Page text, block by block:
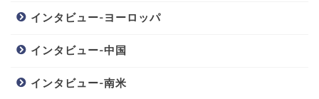
インタビュー-ヨーロッパ
インタビュー-中国
インタビュー-南米